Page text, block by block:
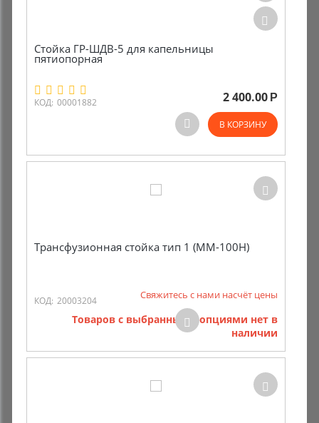
Стойка ГР-ШДВ-5 для капельницы
пятиопорная
КОД: 00001882 2 400.00 Р
В КОРЗИНУ
Трансфузионная стойка тип 1 (ММ-100Н)
КОД: 20003204 Свяжитесь с нами насчёт цены
Товаров с выбранными опциями нет в
наличии